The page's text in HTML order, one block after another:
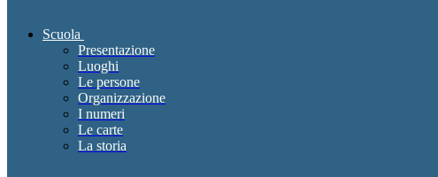
Scuola
Presentazione
Luoghi
Le persone
Organizzazione
I numeri
Le carte
La storia